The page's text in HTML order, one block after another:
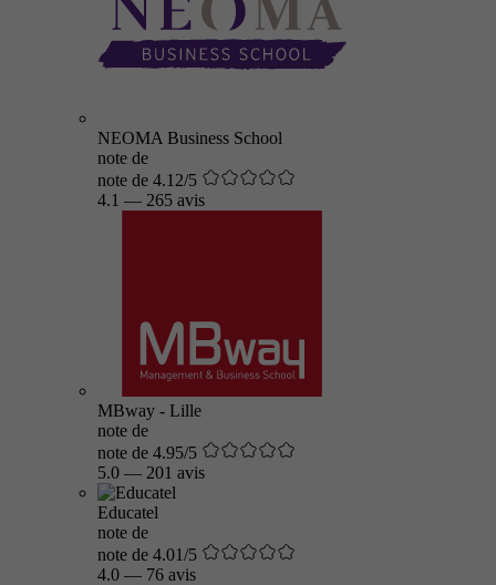
NEOMA Business School
note de
note de 4.12/5
4.1 — 265 avis
MBway - Lille
note de
note de 4.95/5
5.0 — 201 avis
Educatel
note de
note de 4.01/5
4.0 — 76 avis